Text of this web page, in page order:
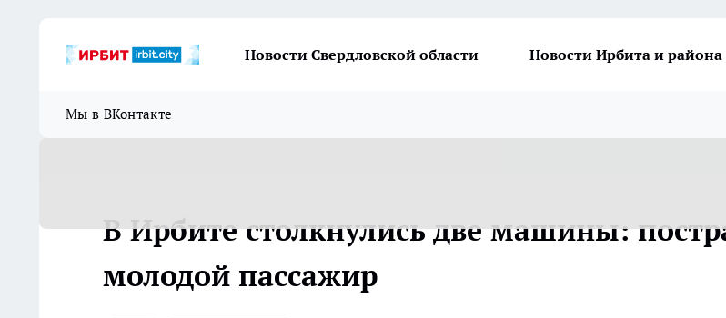
Новости Свердловской области Новости Ирбита и района
Мы в ВКонтакте
В Ирбите столкнулись две машины:
молодой пассажир